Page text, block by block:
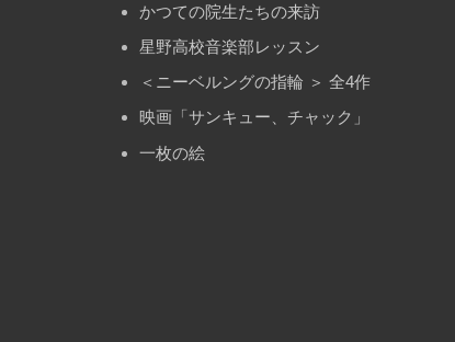
かつての院生たちの来訪
星野高校音楽部レッスン
＜ニーベルングの指輪 ＞ 全4作
映画「サンキュー、チャック」
一枚の絵